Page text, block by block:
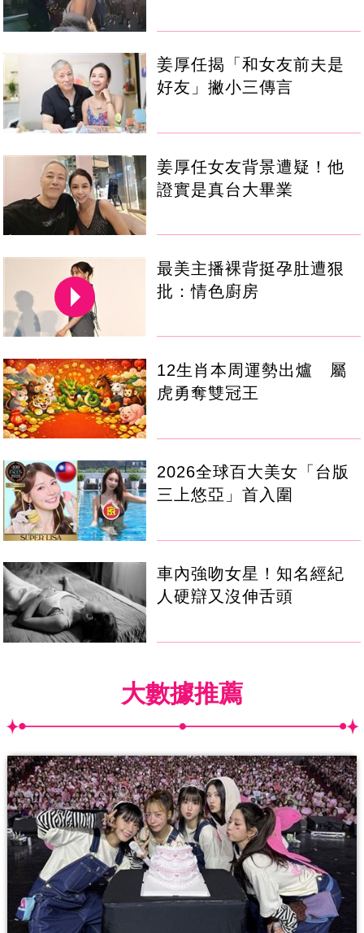
姜厚任揭「和女友前夫是
好友」撇小三傳言
姜厚任女友背景遭疑！他
證實是真台大畢業
最美主播裸背挺孕肚遭狠
批：情色廚房
12生肖本周運勢出爐 屬
虎勇奪雙冠王
2026全球百大美女「台版
三上悠亞」首入圍
車內強吻女星！知名經紀
人硬辯又沒伸舌頭
大數據推薦